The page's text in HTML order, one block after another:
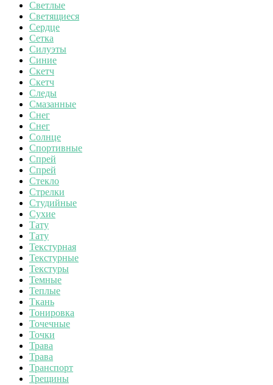
Светлые
Светящиеся
Сердце
Сетка
Силуэты
Синие
Скетч
Скетч
Следы
Смазанные
Снег
Снег
Солнце
Спортивные
Спрей
Спрей
Стекло
Стрелки
Студийные
Сухие
Тату
Тату
Текстурная
Текстурные
Текстуры
Темные
Теплые
Ткань
Тонировка
Точечные
Точки
Трава
Трава
Транспорт
Трещины